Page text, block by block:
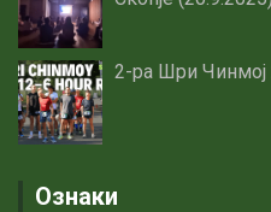
2-ра Шри Чинмој
Ознаки